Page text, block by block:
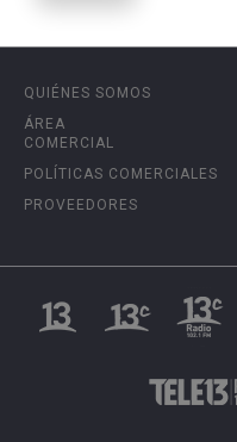
QUIÉNES SOMOS
ÁREA
COMERCIAL
POLÍTICAS COMERCIALES
PROVEEDORES